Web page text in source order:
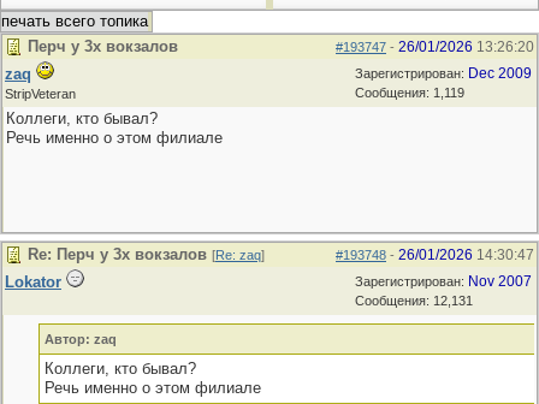
печать всего топика
#193747 - 26/01/2026 13:26:20
Перч у 3х вокзалов
Зарегистрирован: Dec 2009
Сообщения: 1,119
zaq
StripVeteran
Коллеги, кто бывал?
Речь именно о этом филиале
#193748 - 26/01/2026 14:30:47
Re: Перч у 3х вокзалов [Re: zaq]
Зарегистрирован: Nov 2007
Сообщения: 12,131
Lokator
Автор: zaq
Коллеги, кто бывал?
Речь именно о этом филиале